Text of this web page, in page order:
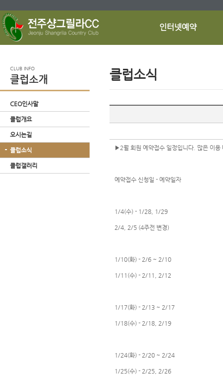
인터넷예약
CLUB INFO
클럽소개
CEO인사말
클럽개요
오시는길
클럽소식
클럽갤러리
클럽소식
▶2월 회원 예약접수 일정입니다. 많은 이용
예약접수 신청일 - 예약일자
1/4(수) - 1/28, 1/29
2/4, 2/5 (4주전 변경)
1/10(화) - 2/6 ~ 2/10
1/11(수) - 2/11, 2/12
1/17(화) - 2/13 ~ 2/17
1/18(수) - 2/18, 2/19
1/24(화) - 2/20 ~ 2/24
1/25(수) - 2/25, 2/26